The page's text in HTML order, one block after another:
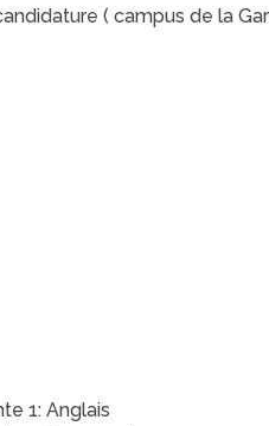
( campus de la
1: Anglais